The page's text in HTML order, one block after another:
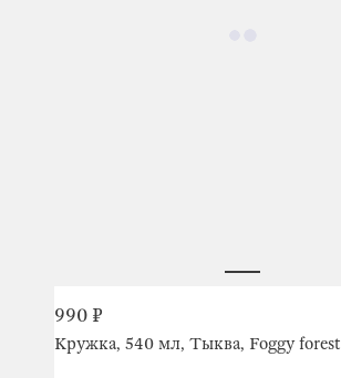
990 ₽
Кружка, 540 мл, Тыква, Foggy forest